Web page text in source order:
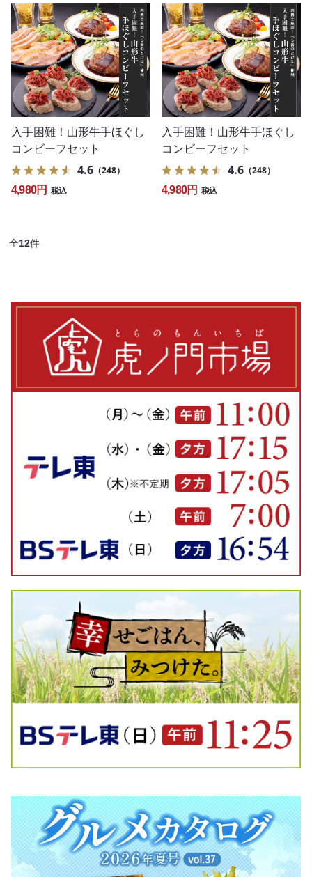
入手困難！山形牛手ほぐし
コンビーフセット
4.6 （248）
4,980円 税込
入手困難！山形牛手ほぐし
コンビーフセット
4.6 （248）
4,980円 税込
全12件